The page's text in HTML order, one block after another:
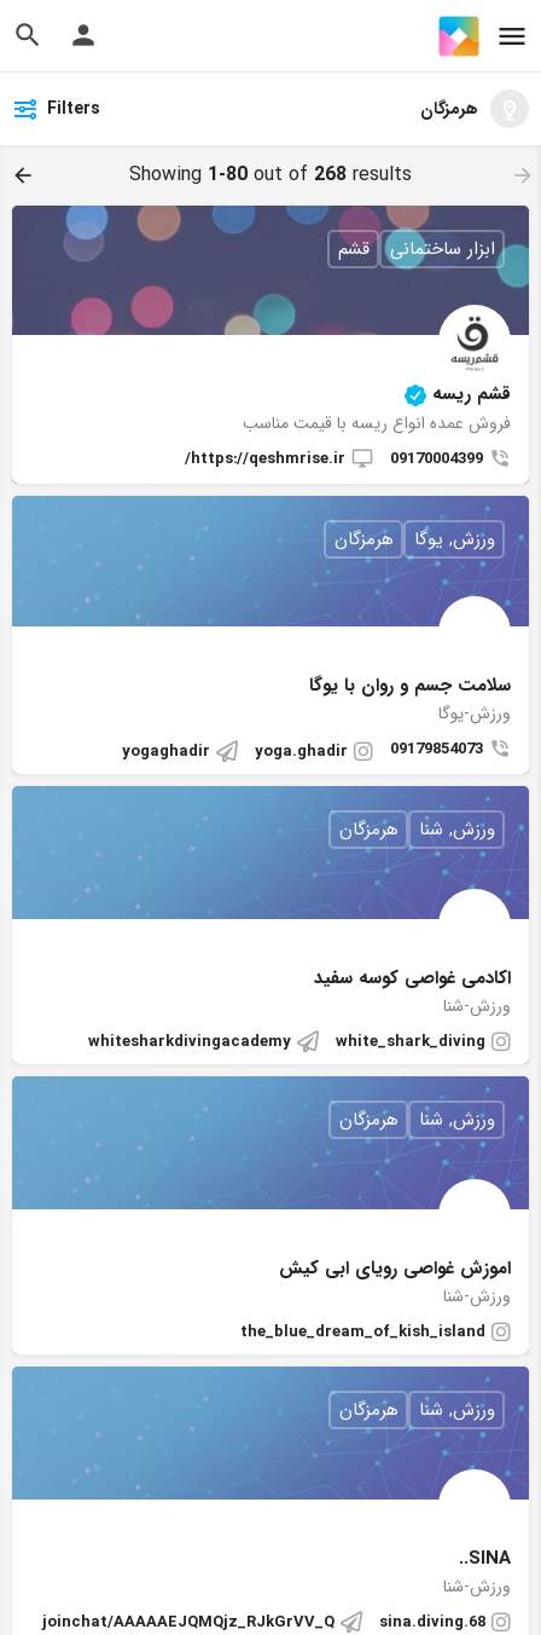
هرمزگان Filters
Showing 1-80 out of 268 results
قشم ریسه
فروش عمده انواع ریسه با قیمت مناسب
09170004399
https://qeshmrise.ir/
ابزار ساختمانی قشم
سلامت جسم و روان با یوگا
ورزش-یوگا
09179854073
yoga.ghadir
yogaghadir
ورزش, یوگا هرمزگان
اکادمی غواصی کوسه سفید
ورزش-شنا
white_shark_diving
whitesharkdivingacademy
ورزش, شنا هرمزگان
اموزش غواصی رویای ابی کیش
ورزش-شنا
the_blue_dream_of_kish_island
ورزش, شنا هرمزگان
SINA..
ورزش-شنا
sina.diving.68
joinchat/AAAAAEJQMQjz_RJkGrVV_Q
ورزش, شنا هرمزگان